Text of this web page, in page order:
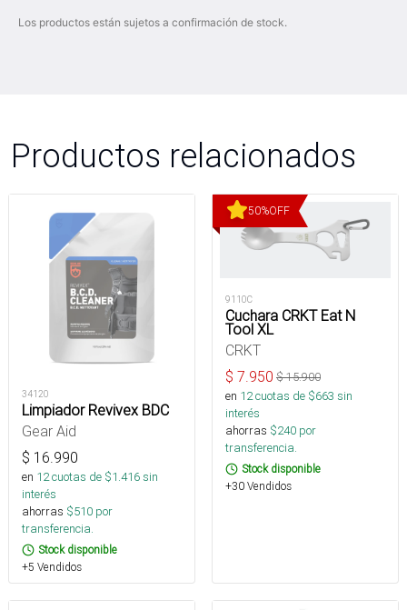
Los productos están sujetos a confirmación de stock.
Productos relacionados
34120
Limpiador Revivex BDC
Gear Aid
$ 16.990
en 12cuotas de $1.416sin
interés
ahorras $510 por
transferencia.
Stock disponible
+5 Vendidos
50%OFF
9110C
Cuchara CRKT Eat N
Tool XL
CRKT
$ 7.950 $15.900
en 12cuotas de $663 sin
interés
ahorras $240 por
transferencia.
Stock disponible
+30 Vendidos